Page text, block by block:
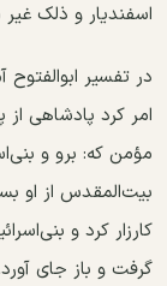
اسفندیار و ذلک غیر
در تفسیر
امر کرد پادشاهی
مؤمن که: برو و
بیت‌المقدس از او
کارزار کرد و
گرفت و باز جای